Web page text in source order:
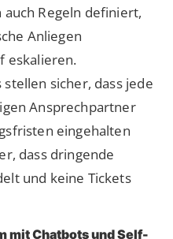
Regeln definiert,
Anliegen
eskalieren.
sicher, dass jede
Ansprechpartner
eingehalten
dass dringende
und keine Tickets
mit Chatbots und Self-